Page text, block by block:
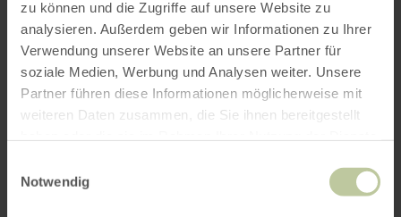
zu können und die Zugriffe auf unsere Website zu
analysieren. Außerdem geben wir Informationen zu Ihrer
Verwendung unserer Website an unsere Partner für
soziale Medien, Werbung und Analysen weiter. Unsere
Partner führen diese Informationen möglicherweise mit
weiteren Daten zusammen, die Sie ihnen bereitgestellt
Notwendig